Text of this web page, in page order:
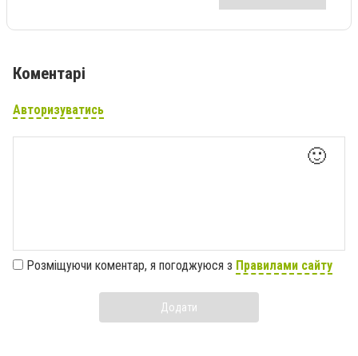
Коментарі
Авторизуватись
🙂
Розміщуючи коментар, я погоджуюся з Правилами сайту
Додати